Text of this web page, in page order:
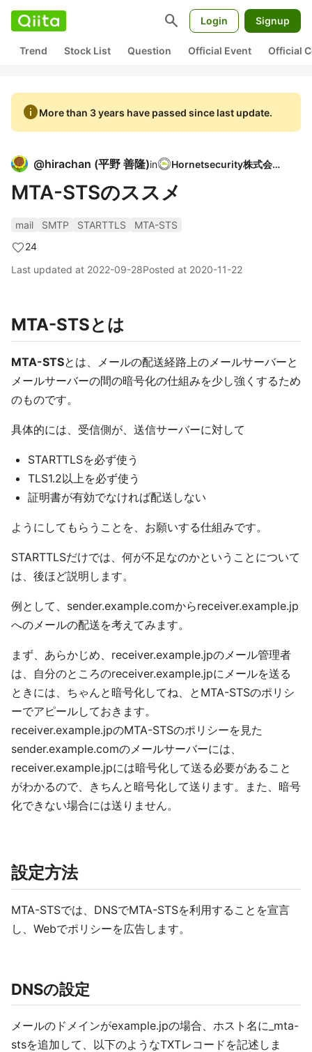
search Login Signup
Trend Stock List Question Official Event Official
infoMore than 3 years have passed since last update.
@hirachan (平野 善隆)in Hornetsecurity株式会社
MTA-STSのススメ
mail SMTP STARTTLS
MTA-STS
24
Last updated at 2022-09-28Posted at 2020-11-22
MTA-STSとは
MTA-STSとは、メールの配送経路上のメールサーバーと
メールサーバーの間の暗号化の仕組みを少し強くするため
のものです。
具体的には、受信側が、送信サーバーに対して
STARTTLSを必ず使う
TLS1.2以上を必ず使う
証明書が有効でなければ配送しない
ようにしてもらうことを、お願いする仕組みです。
STARTTLSだけでは、何が不足なのかということについて
は、後ほど説明します。
例として、sender.example.comからreceiver.example.jp
へのメールの配送を考えてみます。
まず、あらかじめ、receiver.example.jpのメール管理者
は、自分のところのreceiver.example.jpにメールを送る
ときには、ちゃんと暗号化してね、とMTA-STSのポリシ
ーでアピールしておきます。
receiver.example.jpのMTA-STSのポリシーを見た
sender.example.comのメールサーバーには、
receiver.example.jpには暗号化して送る必要があること
がわかるので、きちんと暗号化して送ります。また、暗号
化できない場合には送りません。
設定方法
MTA-STSでは、DNSでMTA-STSを利用することを宣言
し、Webでポリシーを広告します。
DNSの設定
メールのドメインがexample.jpの場合、ホスト名に_mta-
stsを追加して、以下のようなTXTレコードを記述しま